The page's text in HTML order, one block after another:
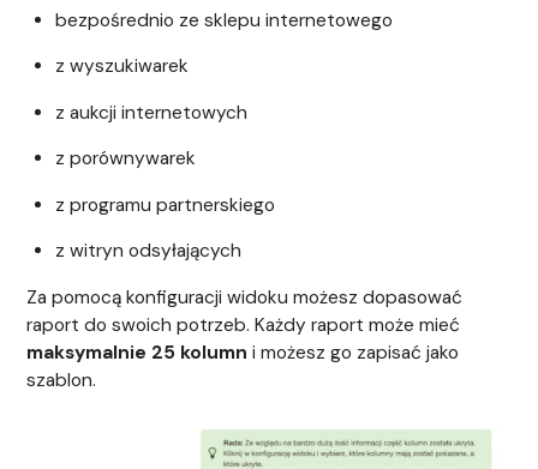
bezpośrednio ze sklepu internetowego
z wyszukiwarek
z aukcji internetowych
z porównywarek
z programu partnerskiego
z witryn odsyłających
Za pomocą konfiguracji widoku możesz dopasować
raport do swoich potrzeb. Każdy raport może mieć
maksymalnie 25 kolumn i możesz go zapisać jako
szablon.